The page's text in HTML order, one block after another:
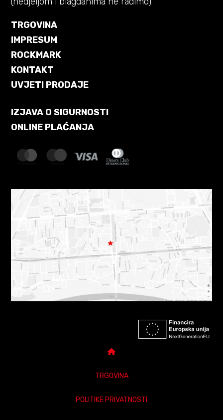
TRGOVINA
IMPRESUM
ROCKMARK
KONTAKT
UVJETI PRODAJE
IZJAVA O SIGURNOSTI
ONLINE PLAĆANJA
TRGOVINA
POLITIKE PRIVATNOSTI